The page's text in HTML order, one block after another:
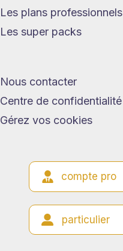
Les plans professionnels
Les super packs
Nous contacter
Centre de confidentialité
Gérez vos cookies
compte pro
particulier